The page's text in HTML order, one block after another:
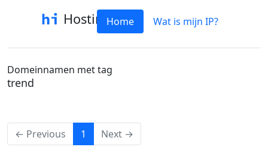
HostinfoHome Wat is mijn IP?
Domeinnamen met tag
trend
← Previous 1 (current)
Next →